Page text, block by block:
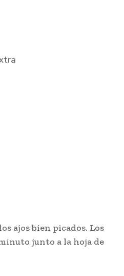
ajos bien picados. Los
junto a la hoja de